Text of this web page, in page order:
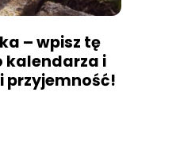
– wpisz tę
kalendarza i
przyjemność!